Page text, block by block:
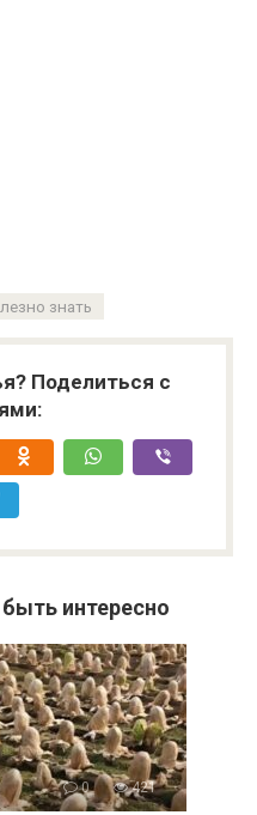
знать
Поделиться с
интересно
0 421